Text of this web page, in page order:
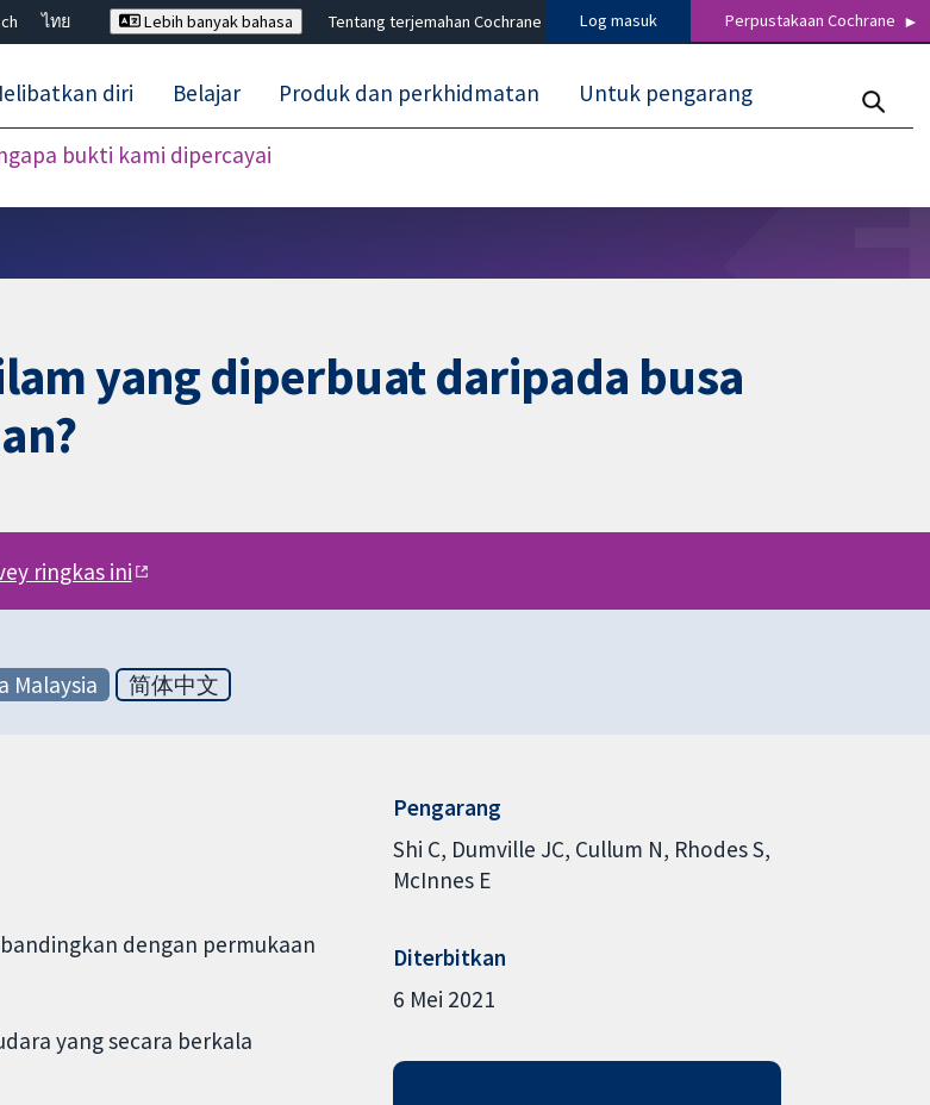
ไทย
Lebih banyak bahasa Tentang terjemahan Cochrane Log masuk Perpustakaan Cochrane
bukti kami dipercayai
diri Belajar Produk dan perkhidmatan Untuk pengarang
yang diperbuat daripada busa
ringkas ini
Malaysia 简体中文
dengan permukaan
yang secara berkala
Pengarang
Shi C Dumville JC Cullum N Rhodes S
McInnes E
Diterbitkan
6 Mei 2021